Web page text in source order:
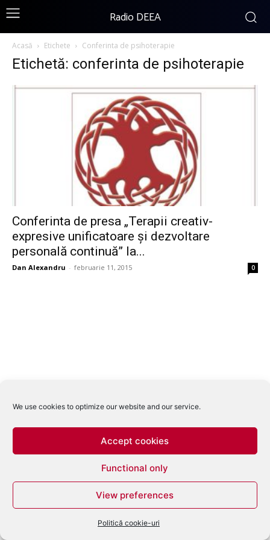
We use cookies to optimize our website and our service.
Accept cookies
Functional only
View preferences
Politică cookie-uri
Radio DEEA
Acasă Etichete Conferinta de psihoterapie
Etichetă: conferinta de psihoterapie
Conferinta de presa „Terapii creativ-
expresive unificatoare şi dezvoltare
personală continuă” la...
Dan Alexandru - februarie 11, 2015 0